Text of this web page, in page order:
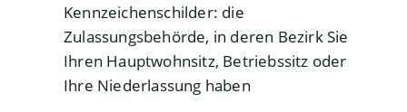
Kennzeichenschilder: die
Zulassungsbehörde, in deren Bezirk Sie
Ihren Hauptwohnsitz, Betriebssitz oder
Ihre Niederlassung haben